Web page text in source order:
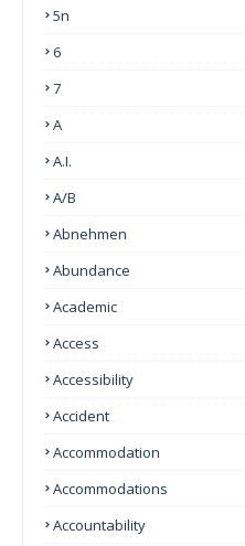
5n
6
7
A
A.I.
A/B
Abnehmen
Abundance
Academic
Access
Accessibility
Accident
Accommodation
Accommodations
Accountability